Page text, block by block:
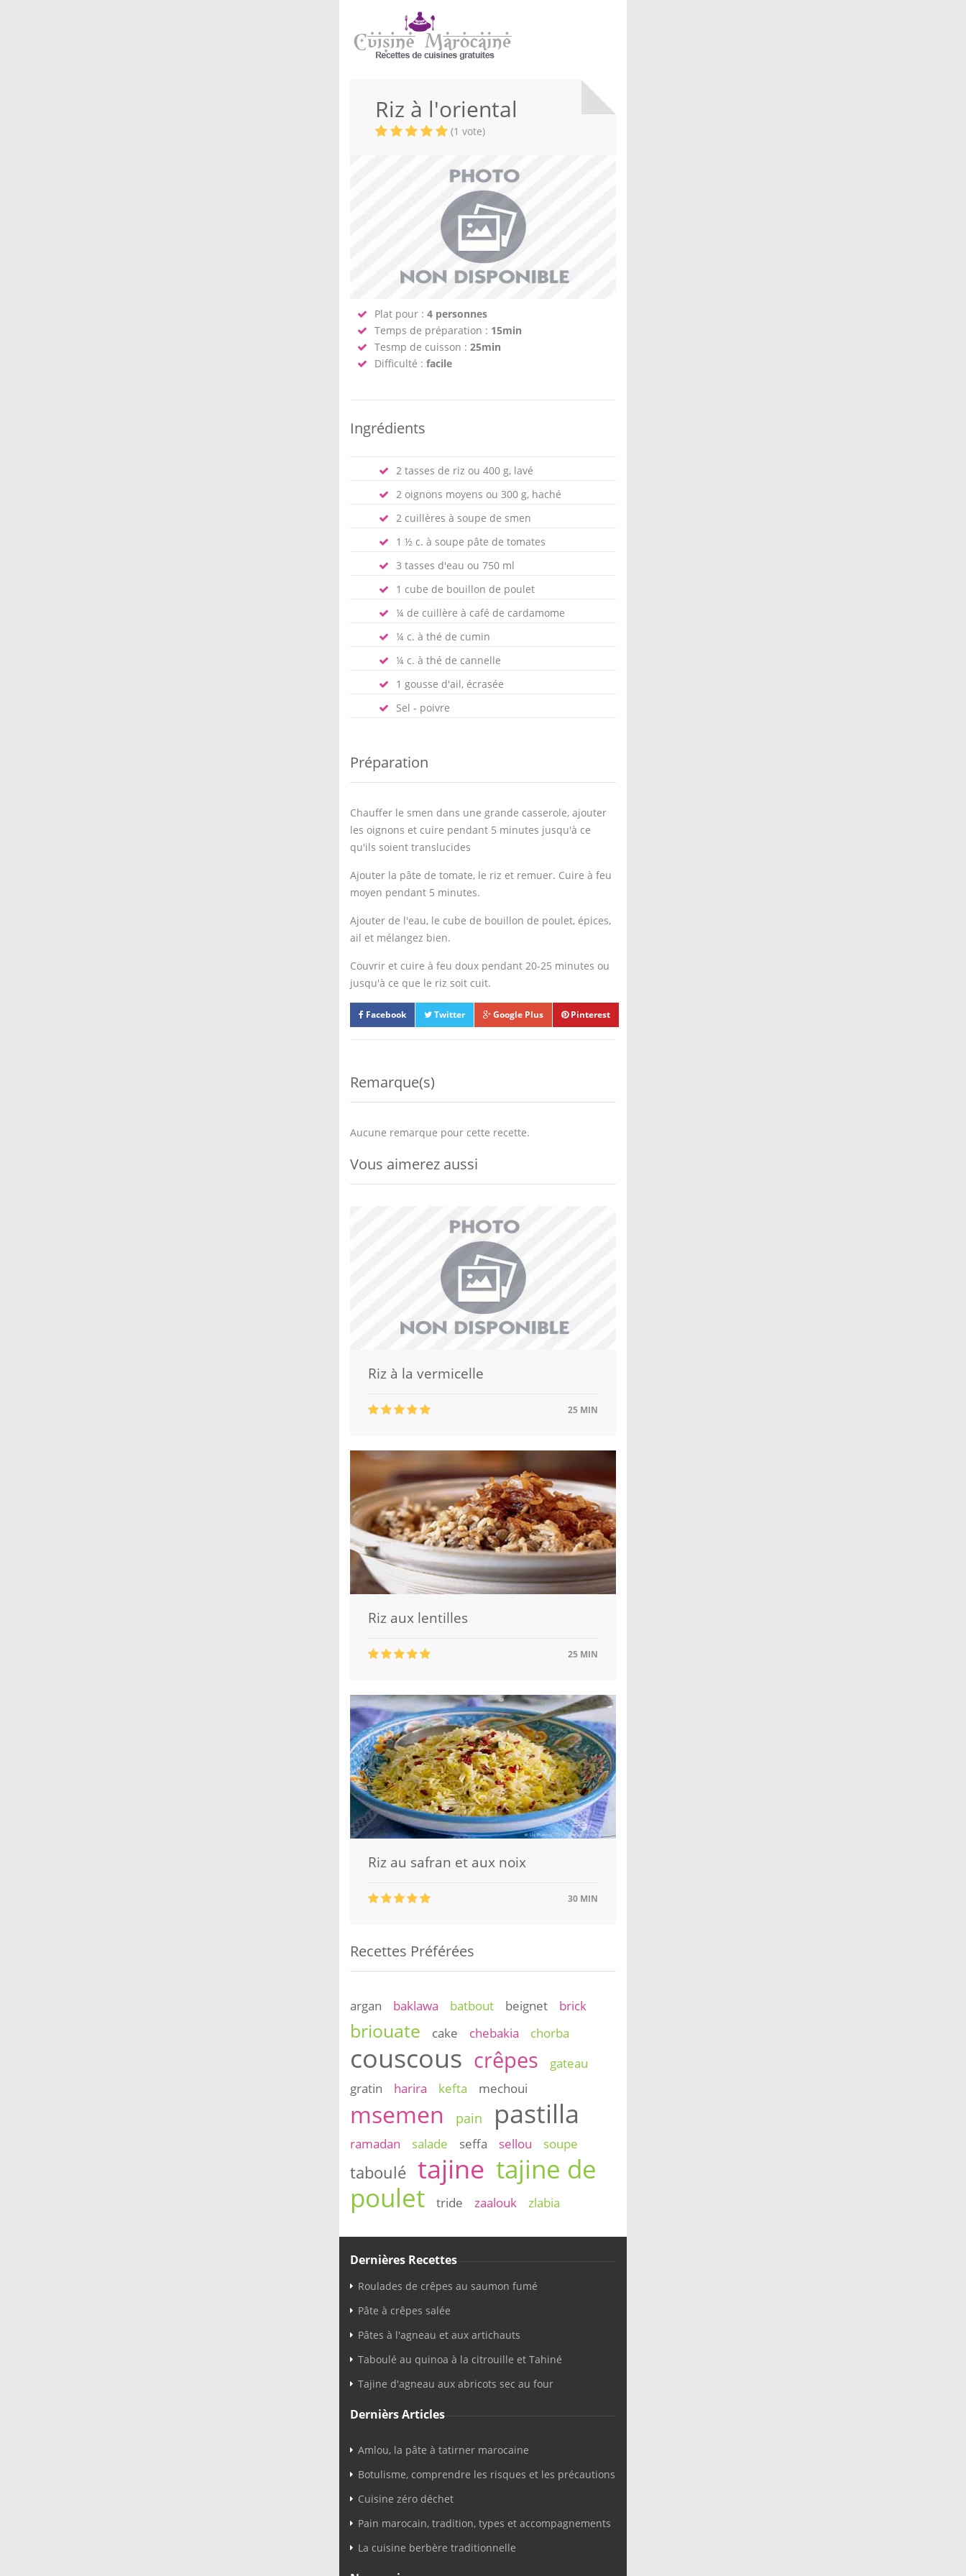
Riz à l'oriental
(1 vote)
Plat pour : 4 personnes
Temps de préparation : 15min
Tesmp de cuisson : 25min
Difficulté : facile
Ingrédients
2 tasses de riz ou 400 g, lavé
2 oignons moyens ou 300 g, haché
2 cuillères à soupe de smen
1 ½ c. à soupe pâte de tomates
3 tasses d'eau ou 750 ml
1 cube de bouillon de poulet
¼ de cuillère à café de cardamome
¼ c. à thé de cumin
¼ c. à thé de cannelle
1 gousse d'ail, écrasée
Sel - poivre
Préparation
Chauffer le smen dans une grande casserole, ajouter
les oignons et cuire pendant 5 minutes jusqu'à ce
qu'ils soient translucides
Ajouter la pâte de tomate, le riz et remuer. Cuire à feu
moyen pendant 5 minutes.
Ajouter de l'eau, le cube de bouillon de poulet, épices,
ail et mélangez bien.
Couvrir et cuire à feu doux pendant 20-25 minutes ou
jusqu'à ce que le riz soit cuit.
Facebook Twitter Google Plus Pinterest
Remarque(s)
Aucune remarque pour cette recette.
Vous aimerez aussi
Riz à la vermicelle
25 MIN
Riz aux lentilles
25 MIN
Riz au safran et aux noix
30 MIN
Recettes Préférées
argan baklawa batbout beignet brick
briouate cake chebakia chorba
couscous crêpes
gateau
gratin
harira kefta mechoui
msemen pain pastilla
ramadan salade seffa sellou soupe
taboulé tajine tajine de
poulet
tride zaalouk zlabia
Dernières Recettes
Roulades de crêpes au saumon fumé
Pâte à crêpes salée
Pâtes à l'agneau et aux artichauts
Taboulé au quinoa à la citrouille et Tahiné
Tajine d'agneau aux abricots sec au four
Dernièrs Articles
Amlou, la pâte à tatirner marocaine
Botulisme, comprendre les risques et les précautions
Cuisine zéro déchet
Pain marocain, tradition, types et accompagnements
La cuisine berbère traditionnelle